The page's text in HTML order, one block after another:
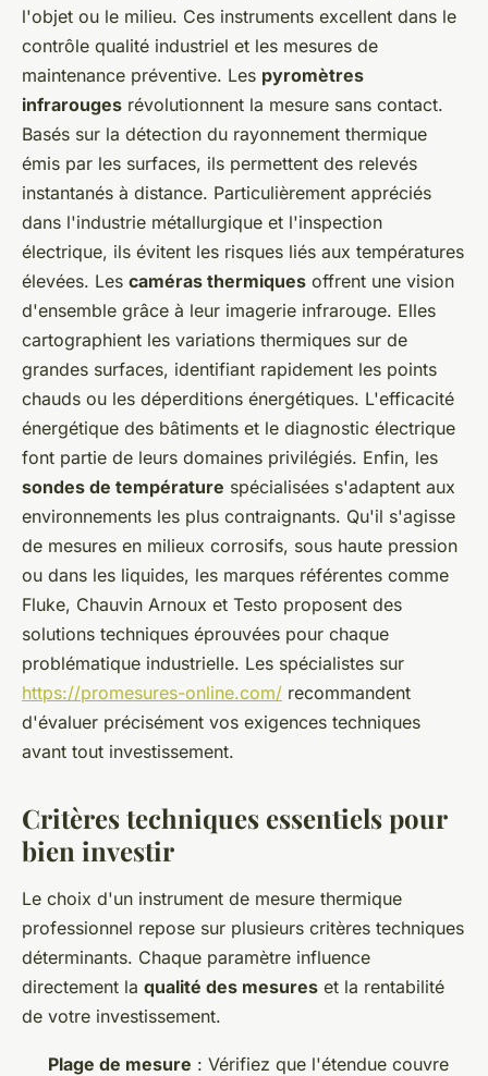
l'objet ou le milieu. Ces instruments excellent dans le
contrôle qualité industriel et les mesures de
maintenance préventive. Les pyromètres
infrarouges révolutionnent la mesure sans contact.
Basés sur la détection du rayonnement thermique
émis par les surfaces, ils permettent des relevés
instantanés à distance. Particulièrement appréciés
dans l'industrie métallurgique et l'inspection
électrique, ils évitent les risques liés aux températures
élevées. Les caméras thermiques offrent une vision
d'ensemble grâce à leur imagerie infrarouge. Elles
cartographient les variations thermiques sur de
grandes surfaces, identifiant rapidement les points
chauds ou les déperditions énergétiques. L'efficacité
énergétique des bâtiments et le diagnostic électrique
font partie de leurs domaines privilégiés. Enfin, les
sondes de température spécialisées s'adaptent aux
environnements les plus contraignants. Qu'il s'agisse
de mesures en milieux corrosifs, sous haute pression
ou dans les liquides, les marques référentes comme
Fluke, Chauvin Arnoux et Testo proposent des
solutions techniques éprouvées pour chaque
problématique industrielle. Les spécialistes sur
https://promesures-online.com/ recommandent
d'évaluer précisément vos exigences techniques
avant tout investissement.
Critères techniques essentiels pour
bien investir
Le choix d'un instrument de mesure thermique
professionnel repose sur plusieurs critères techniques
déterminants. Chaque paramètre influence
directement la qualité des mesures et la rentabilité
de votre investissement.
Plage de mesure : Vérifiez que l'étendue couvre